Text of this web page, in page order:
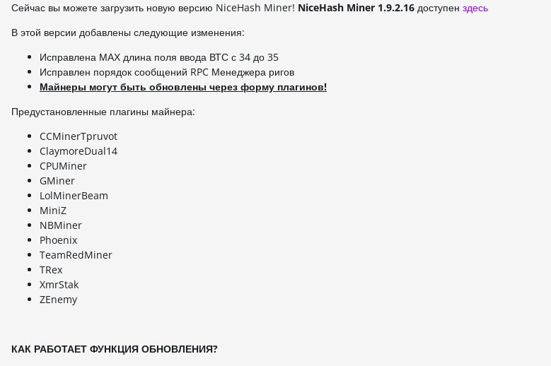
Сейчас вы можете загрузить новую версию NiceHash Miner! NiceHash Miner 1.9.2.16 доступен здесь
В этой версии добавлены следующие изменения:
Исправлена МАХ длина поля ввода ВТС с 34 до 35
Исправлен порядок сообщений RPC Менеджера ригов
Майнеры могут быть обновлены через форму плагинов!
Предустановленные плагины майнера:
CCMinerTpruvot
ClaymoreDual14
CPUMiner
GMiner
LolMinerBeam
MiniZ
NBMiner
Phoenix
TeamRedMiner
TRex
XmrStak
ZEnemy
КАК РАБОТАЕТ ФУНКЦИЯ ОБНОВЛЕНИЯ?